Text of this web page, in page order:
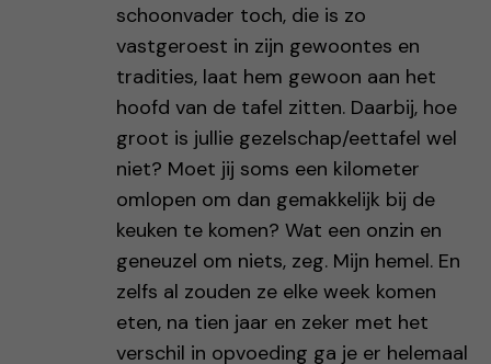
schoonvader toch, die is zo
vastgeroest in zijn gewoontes en
tradities, laat hem gewoon aan het
hoofd van de tafel zitten. Daarbij, hoe
groot is jullie gezelschap/eettafel wel
niet? Moet jij soms een kilometer
omlopen om dan gemakkelijk bij de
keuken te komen? Wat een onzin en
geneuzel om niets, zeg. Mijn hemel. En
zelfs al zouden ze elke week komen
eten, na tien jaar en zeker met het
verschil in opvoeding ga je er helemaal